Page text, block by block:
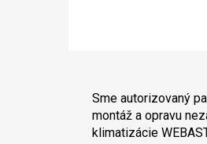
Sme autorizovaný
montáž a opravu
klimatizácie